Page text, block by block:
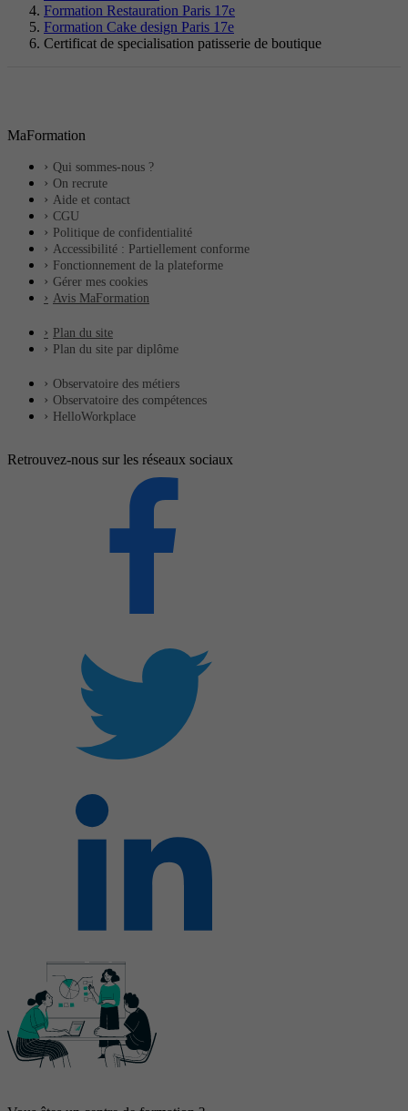
Formation Restauration Paris 17e
Formation Cake design Paris 17e
Certificat de specialisation patisserie de boutique
MaFormation
Qui sommes-nous ?
On recrute
Aide et contact
CGU
Politique de confidentialité
Accessibilité : Partiellement conforme
Fonctionnement de la plateforme
Gérer mes cookies
Avis MaFormation
Plan du site
Plan du site par diplôme
Observatoire des métiers
Observatoire des compétences
HelloWorkplace
Retrouvez-nous sur les réseaux sociaux